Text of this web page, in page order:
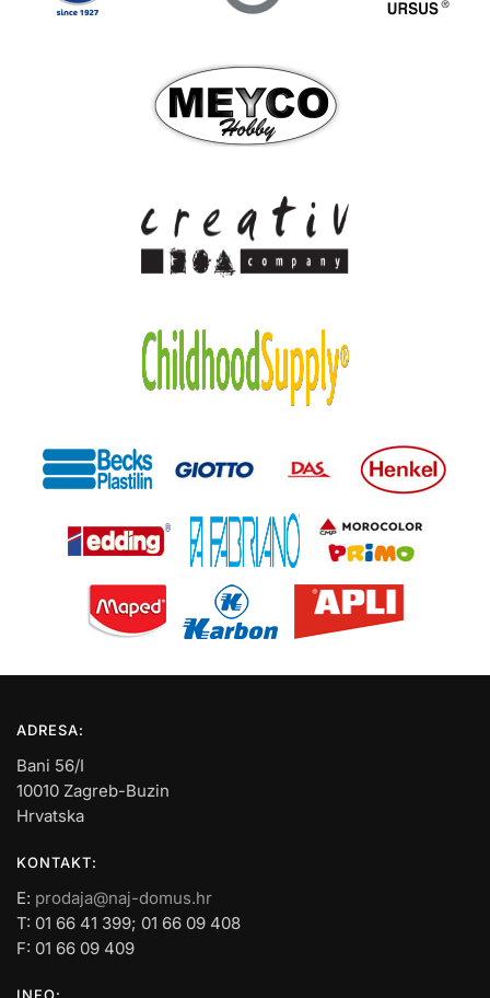
ADRESA:
Bani 56/I
10010 Zagreb-Buzin
Hrvatska
KONTAKT:
E: prodaja@naj-domus.hr
T: 01 66 41 399; 01 66 09 408
F: 01 66 09 409